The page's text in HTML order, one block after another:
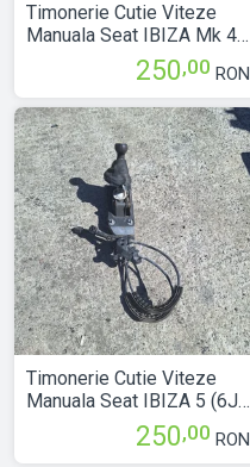
Timonerie Cutie Viteze
Manuala Seat IBIZA Mk 4
(6L) 2002 > 2008
6Q0711049AL250,00 RON
Timonerie Cutie Viteze
Manuala Seat IBIZA 5 (6J)
2008 > 2017 1.2250,00 RON